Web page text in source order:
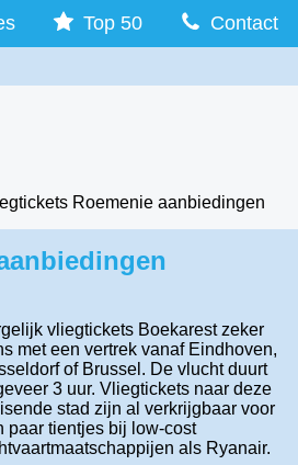
Top 50 Contact
Roemenie aanbiedingen
vliegtickets Boekarest zeker
met een vertrek vanaf Eindhoven,
of Brussel. De vlucht duurt
3 uur. Vliegtickets naar deze
stad zijn al verkrijgbaar voor
paar tientjes bij low-cost
als Ryanair.